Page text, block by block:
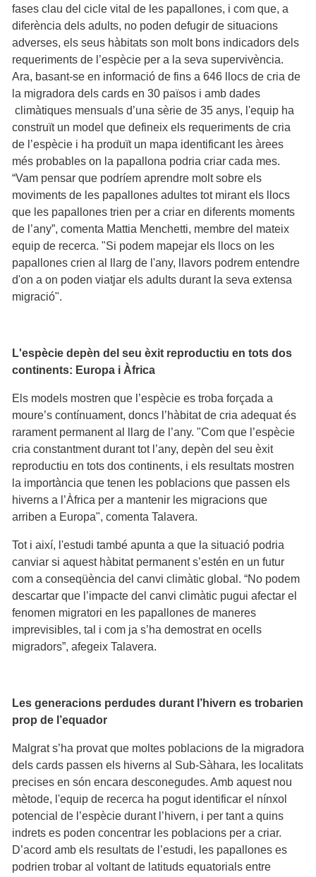
fases clau del cicle vital de les papallones, i com que, a
diferència dels adults, no poden defugir de situacions
adverses, els seus hàbitats son molt bons indicadors dels
requeriments de l’espècie per a la seva supervivència.
Ara, basant-se en informació de fins a 646 llocs de cria de
la migradora dels cards en 30 països i amb dades
climàtiques mensuals d’una sèrie de 35 anys, l'equip ha
construït un model que defineix els requeriments de cria
de l’espècie i ha produït un mapa identificant les àrees
més probables on la papallona podria criar cada mes.
“Vam pensar que podríem aprendre molt sobre els
moviments de les papallones adultes tot mirant els llocs
que les papallones trien per a criar en diferents moments
de l’any”, comenta Mattia Menchetti, membre del mateix
equip de recerca. "Si podem mapejar els llocs on les
papallones crien al llarg de l'any, llavors podrem entendre
d'on a on poden viatjar els adults durant la seva extensa
migració".
L'espècie depèn del seu èxit reproductiu en tots dos
continents: Europa i Àfrica
Els models mostren que l’espècie es troba forçada a
moure’s contínuament, doncs l’hàbitat de cria adequat és
rarament permanent al llarg de l’any. "Com que l’espècie
cria constantment durant tot l’any, depèn del seu èxit
reproductiu en tots dos continents, i els resultats mostren
la importància que tenen les poblacions que passen els
hiverns a l’Àfrica per a mantenir les migracions que
arriben a Europa", comenta Talavera.
Tot i així, l'estudi també apunta a que la situació podria
canviar si aquest hàbitat permanent s’estén en un futur
com a conseqüència del canvi climàtic global. “No podem
descartar que l’impacte del canvi climàtic pugui afectar el
fenomen migratori en les papallones de maneres
imprevisibles, tal i com ja s’ha demostrat en ocells
migradors”, afegeix Talavera.
Les generacions perdudes durant l’hivern es trobarien
prop de l’equador
Malgrat s’ha provat que moltes poblacions de la migradora
dels cards passen els hiverns al Sub-Sàhara, les localitats
precises en són encara desconegudes. Amb aquest nou
mètode, l'equip de recerca ha pogut identificar el nínxol
potencial de l’espècie durant l’hivern, i per tant a quins
indrets es poden concentrar les poblacions per a criar.
D’acord amb els resultats de l’estudi, les papallones es
podrien trobar al voltant de latituds equatorials entre